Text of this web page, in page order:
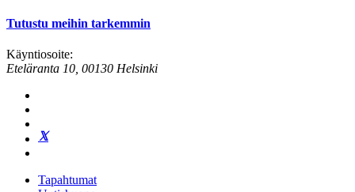
Tutustu meihin tarkemmin
Käyntiosoite:
Eteläranta 10, 00130 Helsinki
Tapahtumat